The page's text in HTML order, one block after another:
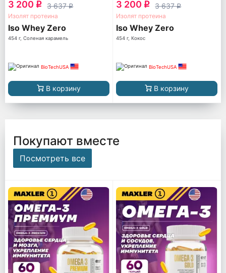
3 200 q 3 637q
Изолят протеина
Iso Whey Zero
454 г, Соленая карамель
BioTechUSA
В корзину
3 200 q 3 637q
Изолят протеина
Iso Whey Zero
454 г, Кокос
BioTechUSA
В корзину
Покупают вместе
Посмотреть все